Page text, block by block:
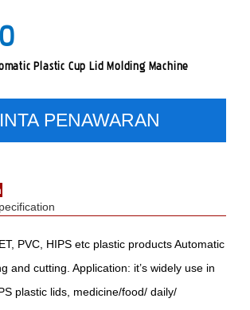
Plastic Cup Lid Molding Machine
PENAWARAN
PVC, HIPS etc plastic products Automatic
and cutting. Application: it’s widely use in
plastic lids, medicine/food/ daily/